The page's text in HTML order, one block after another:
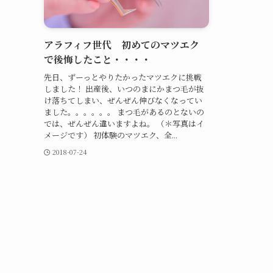
アラフィフ世代 初めてのマツエク
で後悔したこと・・・・
先日、ずーっとやりたかったマツエクに挑戦
しました！ 出産後、いつのまにかまつ毛が抜
け落ちてしまい、ぜんぜん伸びなくなってい
ました。。。。。。 まつ毛があるのとないの
では、ぜんぜん違いますよね。 （＊写真はイ
メージです） 初体験のマツエク、全...
2018-07-24